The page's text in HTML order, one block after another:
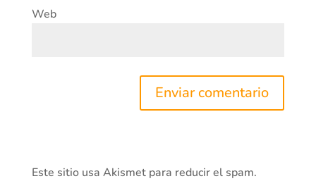
Web
Este sitio usa Akismet para reducir el spam.